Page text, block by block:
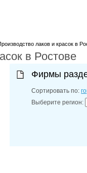
лаков и красок в
в Ростове
Фирмы
Сортировать по:
Выберите регион: